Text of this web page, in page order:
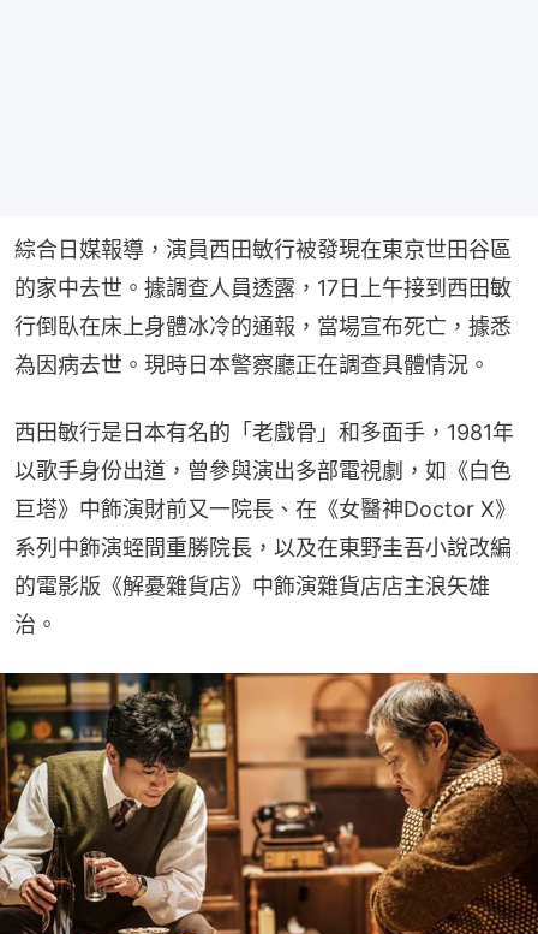
綜合日媒報導，演員西田敏行被發現在東京世田谷區
的家中去世。據調查人員透露，17日上午接到西田敏
行倒臥在床上身體冰冷的通報，當場宣布死亡，據悉
為因病去世。現時日本警察廳正在調查具體情況。
西田敏行是日本有名的「老戲骨」和多面手，1981年
以歌手身份出道，曾參與演出多部電視劇，如《白色
巨塔》中飾演財前又一院長、在《女醫神Doctor X》
系列中飾演蛭間重勝院長，以及在東野圭吾小說改編
的電影版《解憂雜貨店》中飾演雜貨店店主浪矢雄
治。